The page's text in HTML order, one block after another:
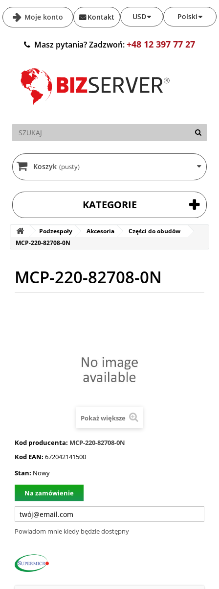
Moje konto Polski
USD
Kontakt
Masz pytania? Zadzwoń:+48 12 397 77 27
Koszyk (pusty)
KATEGORIE
Podzespoły Akcesoria
Części do obudów
MCP-220-82708-0N
MCP-220-82708-0N
Pokaż większe
Kod producenta: MCP-220-82708-0N
Kod EAN: 672042141500
Stan: Nowy
Na zamówienie
Powiadom mnie kiedy będzie dostępny